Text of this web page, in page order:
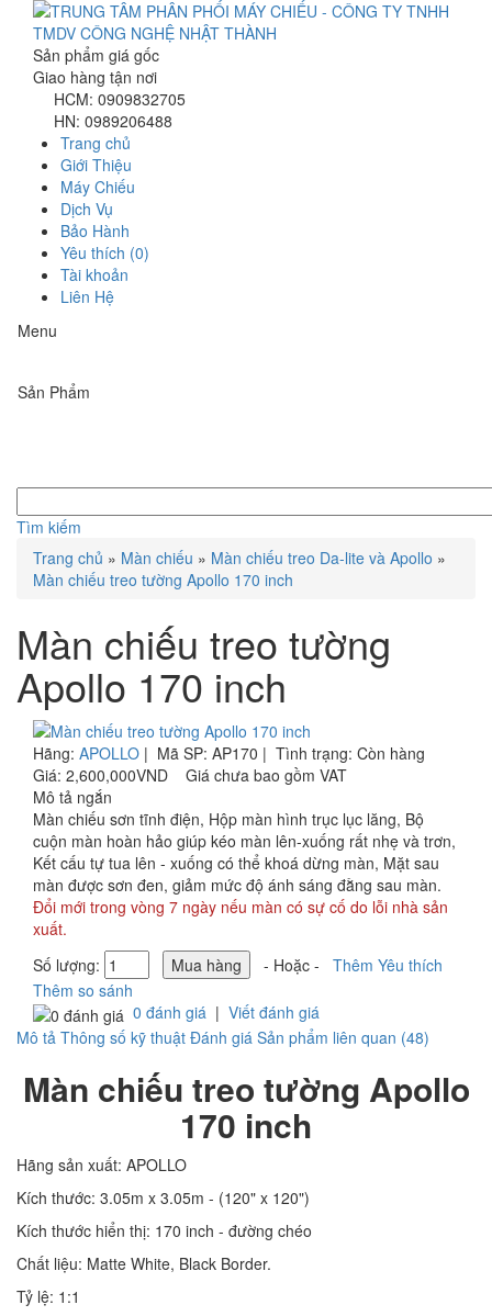
Sản phẩm giá gốc
Giao hàng tận nơi
HCM: 0909832705
HN: 0989206488
Trang chủ
Giới Thiệu
Máy Chiếu
Dịch Vụ
Bảo Hành
Yêu thích (0)
Tài khoản
Liên Hệ
Menu
Sản Phẩm
Tìm kiếm
Trang chủ » Màn chiếu » Màn chiếu treo Da-lite và Apollo »
Màn chiếu treo tường Apollo 170 inch
Màn chiếu treo tường
Apollo 170 inch
Hãng: APOLLO | Mã SP: AP170 | Tình trạng: Còn hàng
Giá: 2,600,000VND
Giá chưa bao gồm VAT
Mô tả ngắn
Màn chiếu sơn tĩnh điện, Hộp màn hình trục lục lăng, Bộ
cuộn màn hoàn hảo giúp kéo màn lên-xuống rất nhẹ và trơn,
Kết cấu tự tua lên - xuống có thể khoá dừng màn, Mặt sau
màn được sơn đen, giảm mức độ ánh sáng đằng sau màn.
Đổi mới trong vòng 7 ngày nếu màn có sự cố do lỗi nhà sản
xuất.
Số lượng:
- Hoặc -
Thêm Yêu thích
Thêm so sánh
0 đánh giá | Viết đánh giá
Mô tả Thông số kỹ thuật Đánh giá Sản phẩm liên quan (48)
Màn chiếu treo tường Apollo
170 inch
Hãng sản xuất: APOLLO
Kích thước: 3.05m x 3.05m - (120" x 120")
Kích thước hiển thị: 170 inch - đường chéo
Chất liệu: Matte White, Black Border.
Tỷ lệ: 1:1